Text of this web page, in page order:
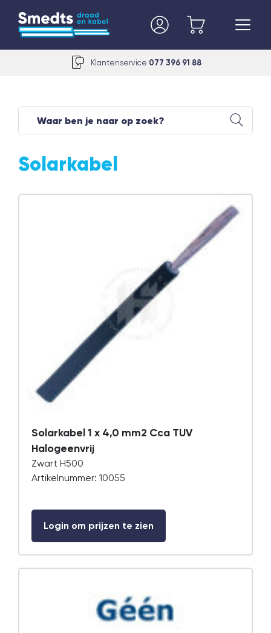
Klantenservice 077 396 91 88
Solarkabel
Solarkabel 1 x 4,0 mm2 Cca TUV
Halogeenvrij
Zwart H500
Artikelnummer: 10055
Login om prijzen te zien